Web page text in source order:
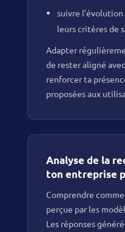
suivre l’évolution
leurs critères de
Adapter
de rester aligné
renforcer ta
proposées aux
Analyse de la
ton entreprise
Comprendre
perçue par les
Les réponses